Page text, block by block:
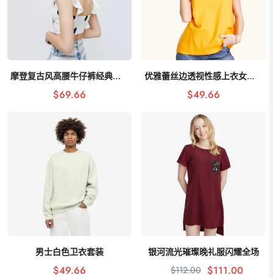
摩登复古风高腰牛仔裤经典再现
加入购物车
$69.66
优雅蕾丝边透视性感上衣女性魅力
加入购物车
$49.66
男士白色卫衣套装
加入购物车
$49.66
银河流光璀璨晚礼服闪耀全场
加入购物车
$112.00 $111.00